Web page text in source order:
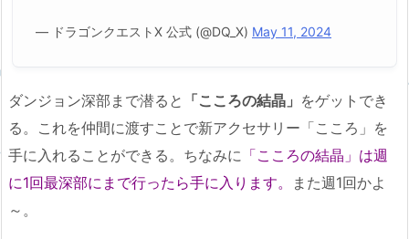
— ドラゴンクエストX 公式 (@DQ_X) May 11, 2024
ダンジョン深部まで潜ると 「こころの結晶」 をゲットでき
る。これを仲間に渡すことで新アクセサリー「こころ」を
手に入れることができる。ちなみに 「こころの結晶」は週
に1回最深部にまで行ったら手に入ります。
また週1回かよ
～。